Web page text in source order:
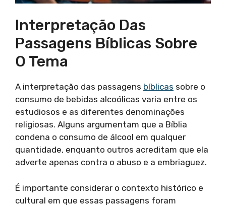
Interpretação Das
Passagens Bíblicas Sobre
O Tema
A interpretação das passagens bíblicas sobre o
consumo de bebidas alcoólicas varia entre os
estudiosos e as diferentes denominações
religiosas. Alguns argumentam que a Bíblia
condena o consumo de álcool em qualquer
quantidade, enquanto outros acreditam que ela
adverte apenas contra o abuso e a embriaguez.
É importante considerar o contexto histórico e
cultural em que essas passagens foram